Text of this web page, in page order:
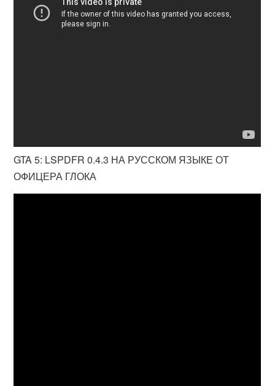
GTA 5: LSPDFR 0.4.3 НА РУССКОМ ЯЗЫКЕ ОТ
ОФИЦЕРА ГЛОКА